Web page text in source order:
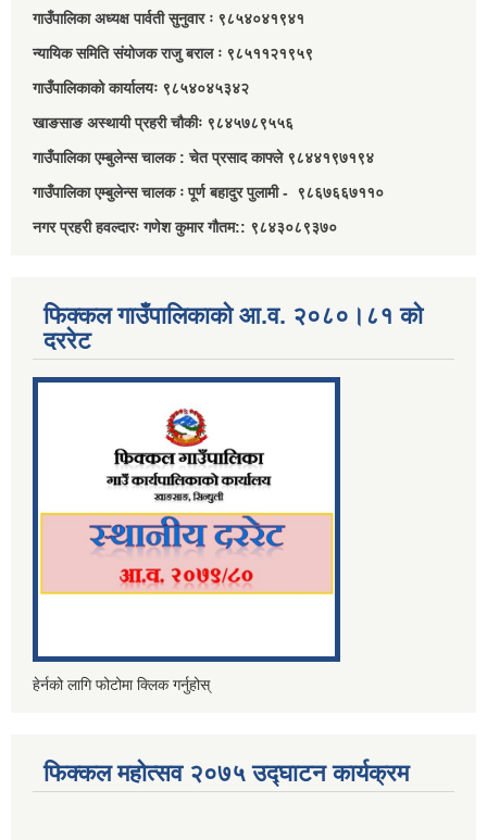
गाउँपालिका अध्यक्ष पार्वती सुनुवार ः ९८५४०४१९४१
न्यायिक समिति संयोजक राजु बराल ः ९८५११२१९५९
गाउँपालिकाको कार्यालयः ९८५४०४५३४२
खाङसाङ अस्थायी प्रहरी चौकीः ९८४५७८९५५६
गाउँपालिका एम्बुलेन्स चालक : चेत प्रसाद काफ्ले ९८४४१९७१९४
गाउँपालिका एम्बुलेन्स चालक ः पूर्ण बहादुर पुलामी - ९८६७६६७११०
नगर प्रहरी हवल्दारः गणेश कुमार गौतम:: ९८४३०८९३७०
फिक्कल गाउँपालिकाको आ.व. २०८०।८१ को
दररेट
हेर्नको लागि फोटोमा क्लिक गर्नुहोस्
फिक्कल महोत्सव २०७५ उद्घाटन कार्यक्रम